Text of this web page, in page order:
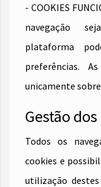
- COOKIES
navegação
plataforma
preferências.
unicamente
Gestão
Todos os
cookies e
utilização